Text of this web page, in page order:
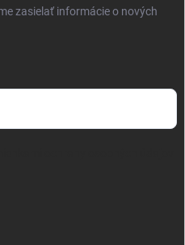
zasielať informácie o nových